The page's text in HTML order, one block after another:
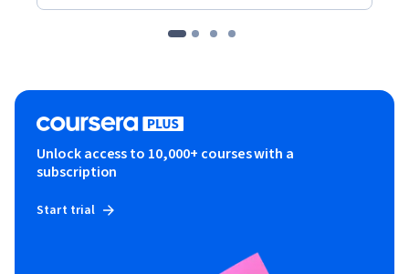
Unlock access to 10,000+ courses with a
subscription
Start trial